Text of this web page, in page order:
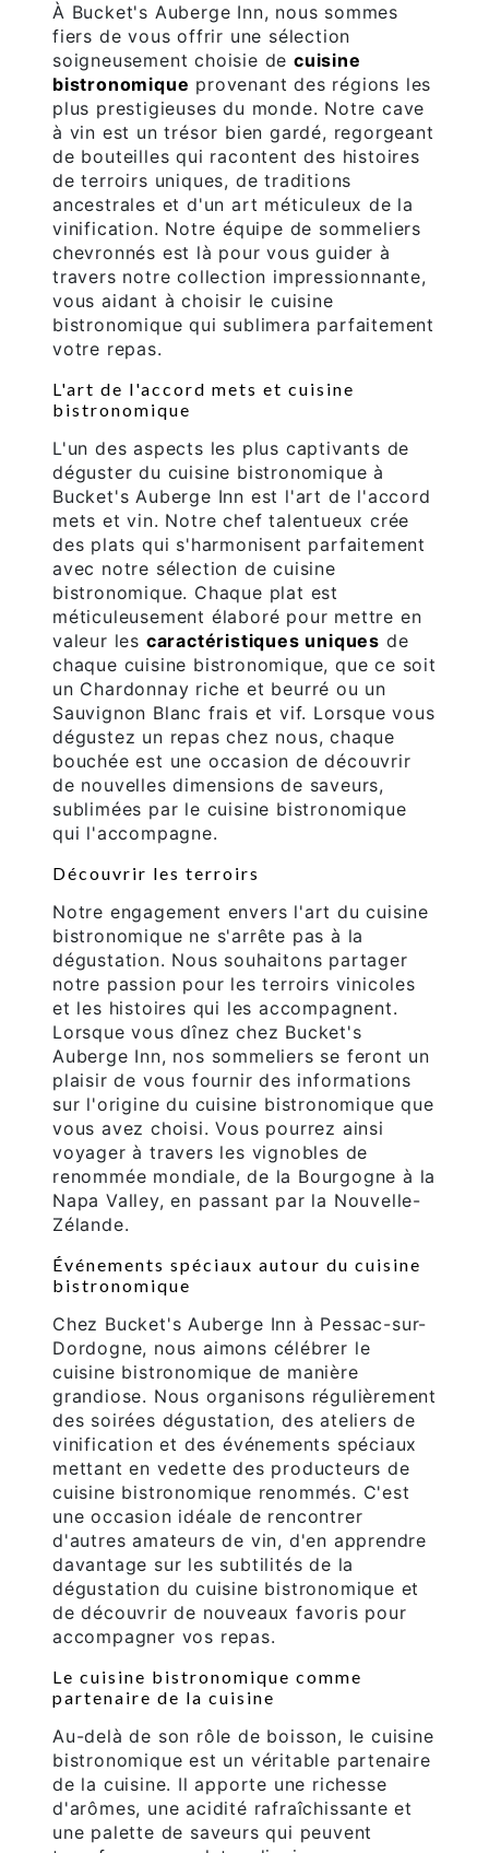
À Bucket's Auberge Inn, nous sommes
fiers de vous offrir une sélection
soigneusement choisie decuisine
bistronomique provenant des régions les
plus prestigieuses du monde. Notre cave
à vin est un trésor bien gardé, regorgeant
de bouteilles qui racontent des histoires
de terroirs uniques, de traditions
ancestrales et d'un art méticuleux de la
vinification. Notre équipe de sommeliers
chevronnés est là pour vous guider à
travers notre collection impressionnante,
vous aidant à choisir le cuisine
bistronomique qui sublimera parfaitement
votre repas.
L'art de l'accord mets et cuisine
bistronomique
L'un des aspects les plus captivants de
déguster du cuisine bistronomique à
Bucket's Auberge Inn est l'art de l'accord
mets et vin. Notre chef talentueux crée
des plats qui s'harmonisent parfaitement
avec notre sélection de cuisine
bistronomique. Chaque plat est
méticuleusement élaboré pour mettre en
valeur les caractéristiques uniques de
chaque cuisine bistronomique, que ce soit
un Chardonnay riche et beurré ou un
Sauvignon Blanc frais et vif. Lorsque vous
dégustez un repas chez nous, chaque
bouchée est une occasion de découvrir
de nouvelles dimensions de saveurs,
sublimées par le cuisine bistronomique
qui l'accompagne.
Découvrir les terroirs
Notre engagement envers l'art du cuisine
bistronomique ne s'arrête pas à la
dégustation. Nous souhaitons partager
notre passion pour les terroirs vinicoles
et les histoires qui les accompagnent.
Lorsque vous dînez chez Bucket's
Auberge Inn, nos sommeliers se feront un
plaisir de vous fournir des informations
sur l'origine du cuisine bistronomique que
vous avez choisi. Vous pourrez ainsi
voyager à travers les vignobles de
renommée mondiale, de la Bourgogne à la
Napa Valley, en passant par la Nouvelle-
Zélande.
Événements spéciaux autour du cuisine
bistronomique
Chez Bucket's Auberge Inn à Pessac-sur-
Dordogne, nous aimons célébrer le
cuisine bistronomique de manière
grandiose. Nous organisons régulièrement
des soirées dégustation, des ateliers de
vinification et des événements spéciaux
mettant en vedette des producteurs de
cuisine bistronomique renommés. C'est
une occasion idéale de rencontrer
d'autres amateurs de vin, d'en apprendre
davantage sur les subtilités de la
dégustation du cuisine bistronomique et
de découvrir de nouveaux favoris pour
accompagner vos repas.
Le cuisine bistronomique comme
partenaire de la cuisine
Au-delà de son rôle de boisson, le cuisine
bistronomique est un véritable partenaire
de la cuisine. Il apporte une richesse
d'arômes, une acidité rafraîchissante et
une palette de saveurs qui peuvent